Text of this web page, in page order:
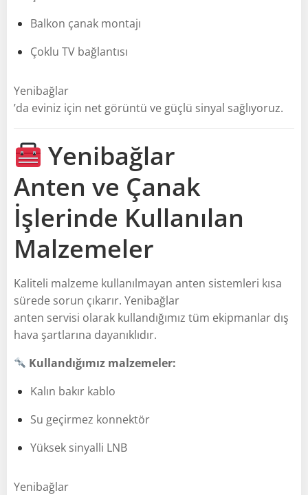
Balkon çanak montajı
Çoklu TV bağlantısı
Yenibağlar
’da eviniz için net görüntü ve güçlü sinyal sağlıyoruz.
Yenibağlar
Anten ve Çanak
İşlerinde Kullanılan
Malzemeler
Kaliteli malzeme kullanılmayan anten sistemleri kısa
sürede sorun çıkarır. Yenibağlar
anten servisi olarak kullandığımız tüm ekipmanlar dış
hava şartlarına dayanıklıdır.
Kullandığımız malzemeler:
Kalın bakır kablo
Su geçirmez konnektör
Yüksek sinyalli LNB
Yenibağlar